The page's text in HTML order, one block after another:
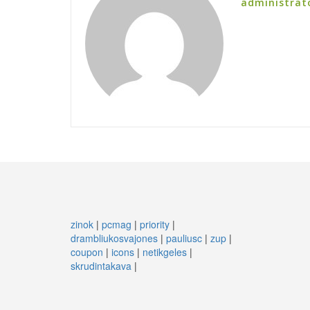
zinok | pcmag | priority |
drambliukosvajones | pauliusc | zup |
coupon | icons | netikgeles |
skrudintakava |